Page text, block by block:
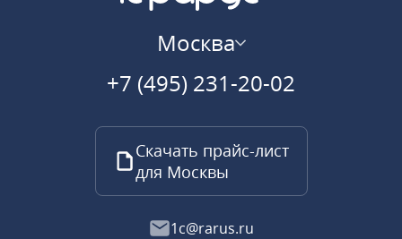
Москва
+7 (495) 231-20-02
Скачать прайс-лист
для Москвы
1c@rarus.ru